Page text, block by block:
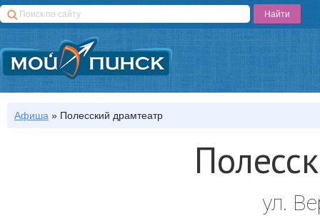
Афиша » Полесский драмтеатр
ул.